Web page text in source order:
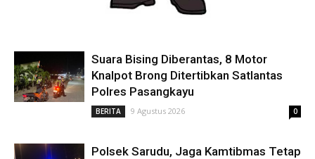
Suara Bising Diberantas, 8 Motor
Knalpot Brong Ditertibkan Satlantas
Polres Pasangkayu
BERITA 9 Agustus 2026 0
Polsek Sarudu, Jaga Kamtibmas Tetap